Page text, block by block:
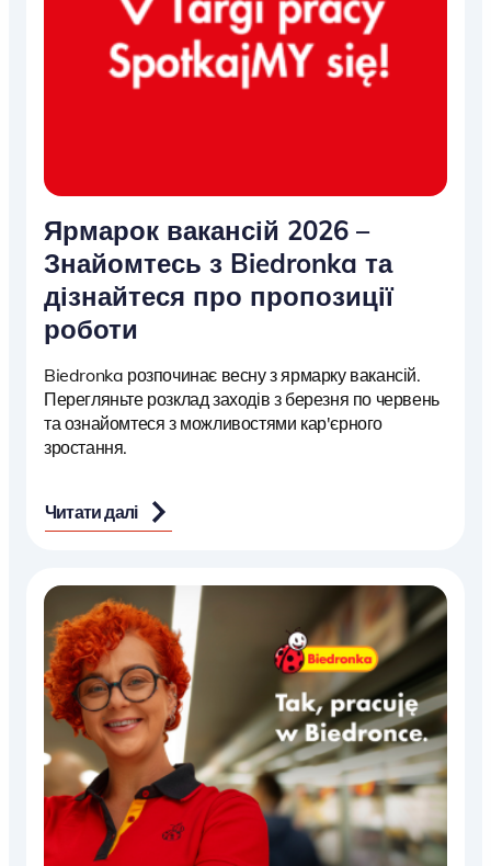
Ярмарок вакансій 2026 –
Знайомтесь з Biedronka та
дізнайтеся про пропозиції
роботи
Biedronka розпочинає весну з ярмарку вакансій.
Перегляньте розклад заходів з березня по червень
та ознайомтеся з можливостями кар'єрного
зростання.
Читати далі